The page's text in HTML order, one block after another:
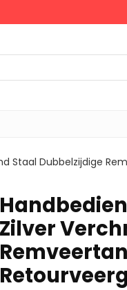
Staal Dubbelzijdige
Zilver